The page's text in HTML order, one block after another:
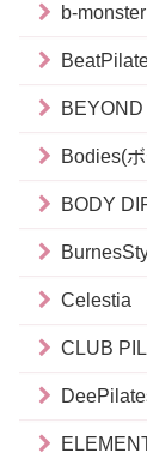
b-monster
BEYOND
Bodies(
BODY
Celestia
CLUB